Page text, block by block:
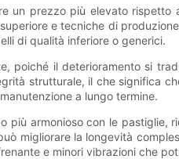
un prezzo più elevato
e tecniche di
di qualità inferiore o generici.
poiché il deterioramento si
strutturale, il che significa
a lungo termine.
armonioso con le
migliorare la longevità
e minori vibrazioni che